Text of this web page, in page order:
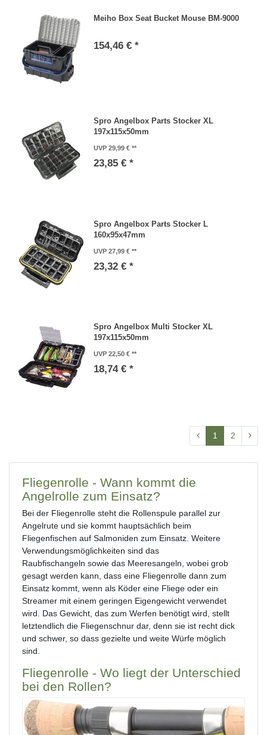
Meiho Box Seat Bucket Mouse BM-9000
154,46 € *
Spro Angelbox Parts Stocker XL
197x115x50mm
UVP 29,99 €
23,85 € *
Spro Angelbox Parts Stocker L
160x95x47mm
UVP 27,99 €
23,32 € *
Spro Angelbox Multi Stocker XL
197x115x50mm
UVP 22,50 €
18,74 € *
1 2
Fliegenrolle - Wann kommt die
Angelrolle zum Einsatz?
Bei der Fliegenrolle steht die Rollenspule parallel zur
Angelrute und sie kommt hauptsächlich beim
Fliegenfischen auf Salmoniden zum Einsatz. Weitere
Verwendungsmöglichkeiten sind das
Raubfischangeln sowie das Meeresangeln, wobei grob
gesagt werden kann, dass eine Fliegenrolle dann zum
Einsatz kommt, wenn als Köder eine Fliege oder ein
Streamer mit einem geringen Eigengewicht verwendet
wird. Das Gewicht, das zum Werfen benötigt wird, stellt
letztendlich die Fliegenschnur dar, denn sie ist recht dick
und schwer, so dass gezielte und weite Würfe möglich
sind.
Fliegenrolle - Wo liegt der Unterschied
bei den Rollen?